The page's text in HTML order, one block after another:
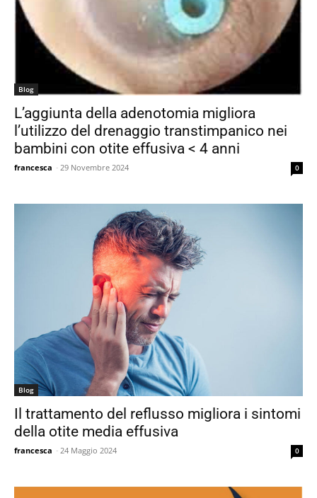
Blog
L’aggiunta della adenotomia migliora
l’utilizzo del drenaggio transtimpanico nei
bambini con otite effusiva < 4 anni
francesca - 29 Novembre 2024 0
Blog
Il trattamento del reflusso migliora i sintomi
della otite media effusiva
francesca - 24 Maggio 2024 0